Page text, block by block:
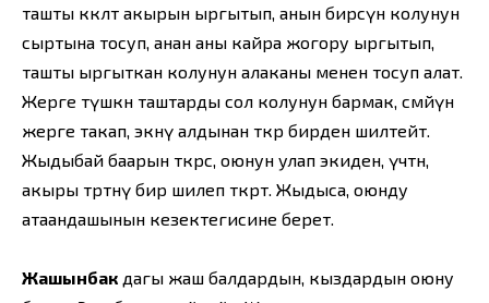
ташты көкөлөтө акырын ыргытып, анын бирөөсүн колунун
сыртына то­суп, анан аны кайра жогору ыргытып,
ташты ыргыткан колунун алаканы менен тосуп алат.
Жерге түшкөн таштар­ды сол колунун бармак, сөөмөйүн
жерге такап, экөөнү алдынан өткөрө бирден шилтейт.
Жыдыбай баарын өткөрсө, оюнун улап экиден, үчтөн,
акыры төртөөнү бир шилеп өткөрөт. Жыдыса, оюнду
атаандашынын кезектегисине бе­рет.
Жашынбак дагы жаш балдардын, кыздардын оюну